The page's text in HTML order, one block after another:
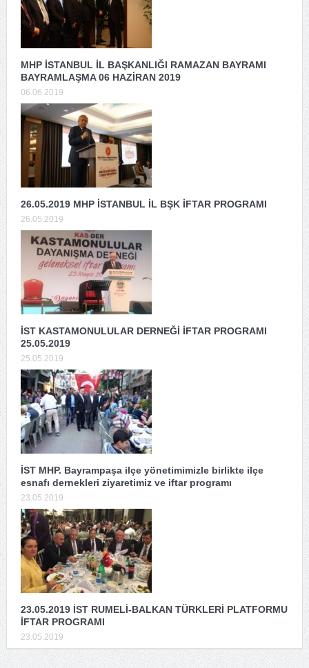
MHP İSTANBUL İL BAŞKANLIĞI RAMAZAN BAYRAMI
BAYRAMLAŞMA 06 HAZİRAN 2019
06.06.2019
26.05.2019 MHP İSTANBUL İL BŞK İFTAR PROGRAMI
26.05.2019
İST KASTAMONULULAR DERNEĞİ İFTAR PROGRAMI
25.05.2019
25.05.2019
İST MHP. Bayrampaşa ilçe yönetimimizle birlikte ilçe
esnafı dernekleri ziyaretimiz ve iftar programı
23.05.2019
23.05.2019 İST RUMELİ-BALKAN TÜRKLERİ PLATFORMU
İFTAR PROGRAMI
23.05.2019